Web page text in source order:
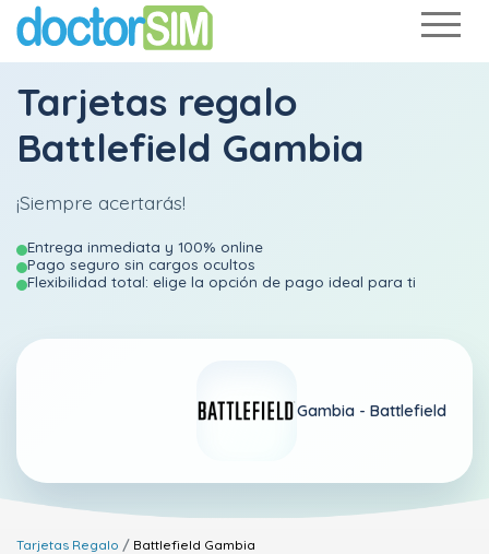
Tarjetas regalo
Battlefield Gambia
¡Siempre acertarás!
Entrega inmediata y 100% online
Pago seguro sin cargos ocultos
Flexibilidad total: elige la opción de pago ideal para ti
Gambia - Battlefield
Tarjetas Regalo Battlefield Gambia